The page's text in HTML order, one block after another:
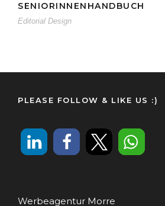
SENIORINNENHANDBUCH
Editorial Design
PLEASE FOLLOW & LIKE US :)
Werbeagentur Morre